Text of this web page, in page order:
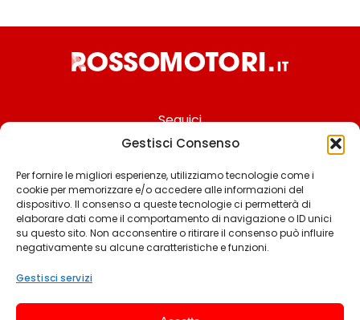
Gestisci Consenso
Per fornire le migliori esperienze, utilizziamo tecnologie come i
cookie per memorizzare e/o accedere alle informazioni del
dispositivo. Il consenso a queste tecnologie ci permetterà di
elaborare dati come il comportamento di navigazione o ID unici
su questo sito. Non acconsentire o ritirare il consenso può influire
negativamente su alcune caratteristiche e funzioni.
Gestisci servizi
Seguici
Chi siamo
Contattaci
Termini & Condizioni
Privacy policy